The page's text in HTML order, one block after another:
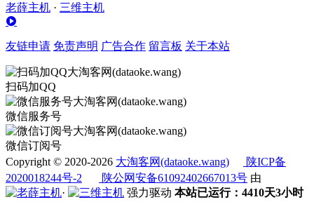
老薛主机 · 三维主机
友链申请 免责声明 广告合作 留言板 关于本站
扫码加QQ
微信服务号
微信订阅号
Copyright © 2020-2026 大淘客网(dataoke.wang)
陕ICP备
2020018244号-2
陕公网安备61092402667013号 由
·
强力驱动 本站已运行：4410天3小时